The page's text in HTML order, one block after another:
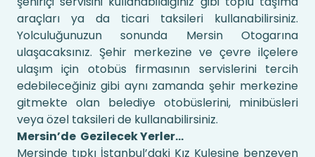
araçları ya da ticari taksileri kullanabilirsiniz.
Yolculuğunuzun sonunda Mersin Otogarına
ulaşacaksınız. Şehir merkezine ve çevre ilçelere
ulaşım için otobüs firmasının servislerini tercih
edebileceğiniz gibi aynı zamanda şehir merkezine
gitmekte olan belediye otobüslerini, minibüsleri
veya özel taksileri de kullanabilirsiniz.
Mersin’de Gezilecek Yerler…
Mersinde tıpkı İstanbul’daki Kız Kulesine benzeyen